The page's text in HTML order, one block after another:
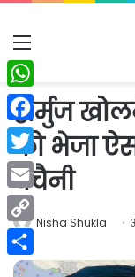
Menu
होर्मुज
को भेजा
बेचैनी
Nisha Shukla
WhatsApp
Facebook
Twitter
Email
Copy
Link
Share